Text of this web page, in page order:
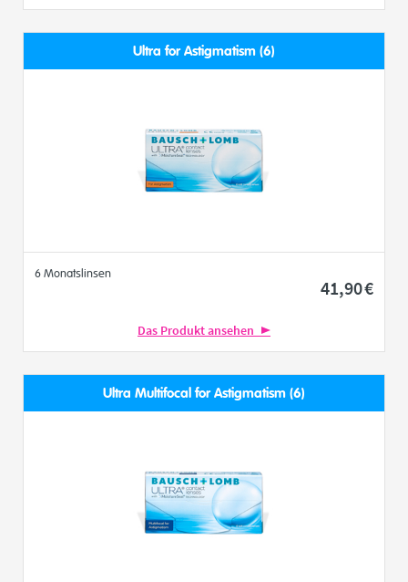
Ultra for Astigmatism (6)
6 Monatslinsen
41,90€
Das Produkt ansehen
Ultra Multifocal for Astigmatism (6)